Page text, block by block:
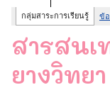
สารสนเ
ยางวิทย